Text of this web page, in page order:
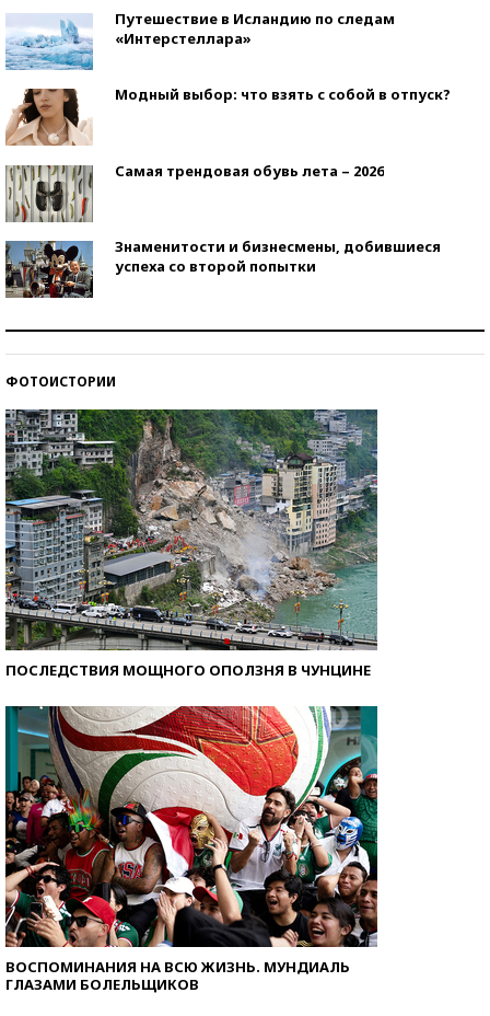
Путешествие в Исландию по следам
«Интерстеллара»
Модный выбор: что взять с собой в отпуск?
Самая трендовая обувь лета – 2026
Знаменитости и бизнесмены, добившиеся
успеха со второй попытки
ФОТОИСТОРИИ
ПОСЛЕДСТВИЯ МОЩНОГО ОПОЛЗНЯ В ЧУНЦИНЕ
ВОСПОМИНАНИЯ НА ВСЮ ЖИЗНЬ. МУНДИАЛЬ
ГЛАЗАМИ БОЛЕЛЬЩИКОВ